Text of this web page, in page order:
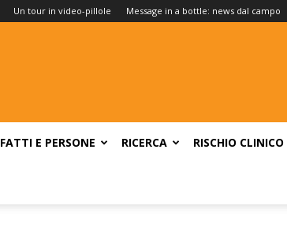
Un tour in video-pillole Message in a bottle: news dal campo
FATTI E PERSONE RICERCA RISCHIO CLINICO